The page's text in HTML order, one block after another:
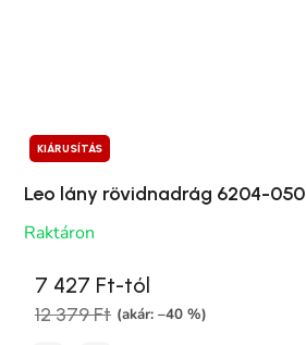
KIÁRUSÍTÁS
Leo lány rövidnadrág 6204-050
Raktáron
7 427 Ft-tól
12 379 Ft (akár: –40 %)